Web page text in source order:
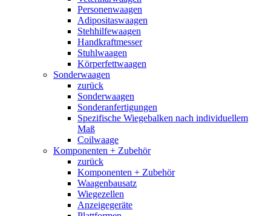
Personenwaagen
Adipositaswaagen
Stehhilfewaagen
Handkraftmesser
Stuhlwaagen
Körperfettwaagen
Sonderwaagen
zurück
Sonderwaagen
Sonderanfertigungen
Spezifische Wiegebalken nach individuellem
Maß
Coilwaage
Komponenten + Zubehör
zurück
Komponenten + Zubehör
Waagenbausatz
Wiegezellen
Anzeigegeräte